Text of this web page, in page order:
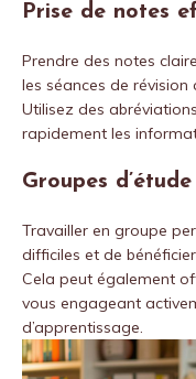
Prise de notes
Prendre des notes
les séances de révision
Utilisez des
rapidement les
Groupes d’étude
Travailler en groupe
difficiles et de
Cela peut également
vous engageant
d’apprentissage.